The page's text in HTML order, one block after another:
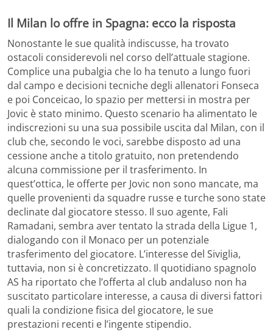
Il Milan lo offre in Spagna: ecco la risposta
Nonostante le sue qualità indiscusse, ha trovato
ostacoli considerevoli nel corso dell’attuale stagione.
Complice una pubalgia che lo ha tenuto a lungo fuori
dal campo e decisioni tecniche degli allenatori Fonseca
e poi Conceicao, lo spazio per mettersi in mostra per
Jovic è stato minimo. Questo scenario ha alimentato le
indiscrezioni su una sua possibile uscita dal Milan, con il
club che, secondo le voci, sarebbe disposto ad una
cessione anche a titolo gratuito, non pretendendo
alcuna commissione per il trasferimento. In
quest’ottica, le offerte per Jovic non sono mancate, ma
quelle provenienti da squadre russe e turche sono state
declinate dal giocatore stesso. Il suo agente, Fali
Ramadani, sembra aver tentato la strada della Ligue 1,
dialogando con il Monaco per un potenziale
trasferimento del giocatore. L’interesse del Siviglia,
tuttavia, non si è concretizzato. Il quotidiano spagnolo
AS ha riportato che l’offerta al club andaluso non ha
suscitato particolare interesse, a causa di diversi fattori
quali la condizione fisica del giocatore, le sue
prestazioni recenti e l’ingente stipendio.